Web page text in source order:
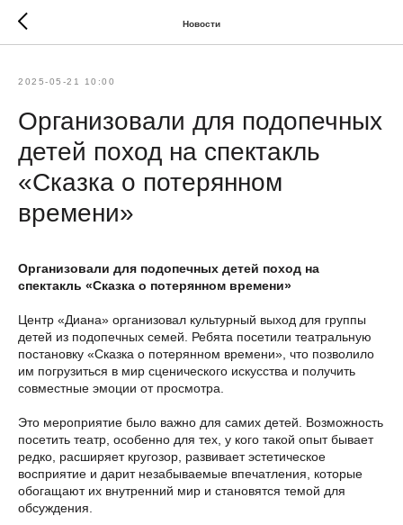
Новости
2025-05-21 10:00
Организовали для подопечных
детей поход на спектакль
«Сказка о потерянном
времени»
Организовали для подопечных детей поход на
спектакль «Сказка о потерянном времени»
Центр «Диана» организовал культурный выход для группы
детей из подопечных семей. Ребята посетили театральную
постановку «Сказка о потерянном времени», что позволило
им погрузиться в мир сценического искусства и получить
совместные эмоции от просмотра.
Это мероприятие было важно для самих детей. Возможность
посетить театр, особенно для тех, у кого такой опыт бывает
редко, расширяет кругозор, развивает эстетическое
восприятие и дарит незабываемые впечатления, которые
обогащают их внутренний мир и становятся темой для
обсуждения.